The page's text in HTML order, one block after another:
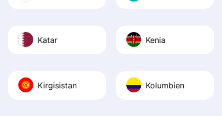
Katar Kenia
Kirgisistan Kolumbien